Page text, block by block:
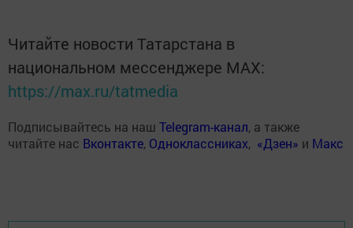
Читайте новости Татарстана в
национальном мессенджере MАХ:
https://max.ru/tatmedia
Подписывайтесь на наш Telegram-канал, а также
читайте нас Вконтакте, Одноклассниках, «Дзен» и Макс